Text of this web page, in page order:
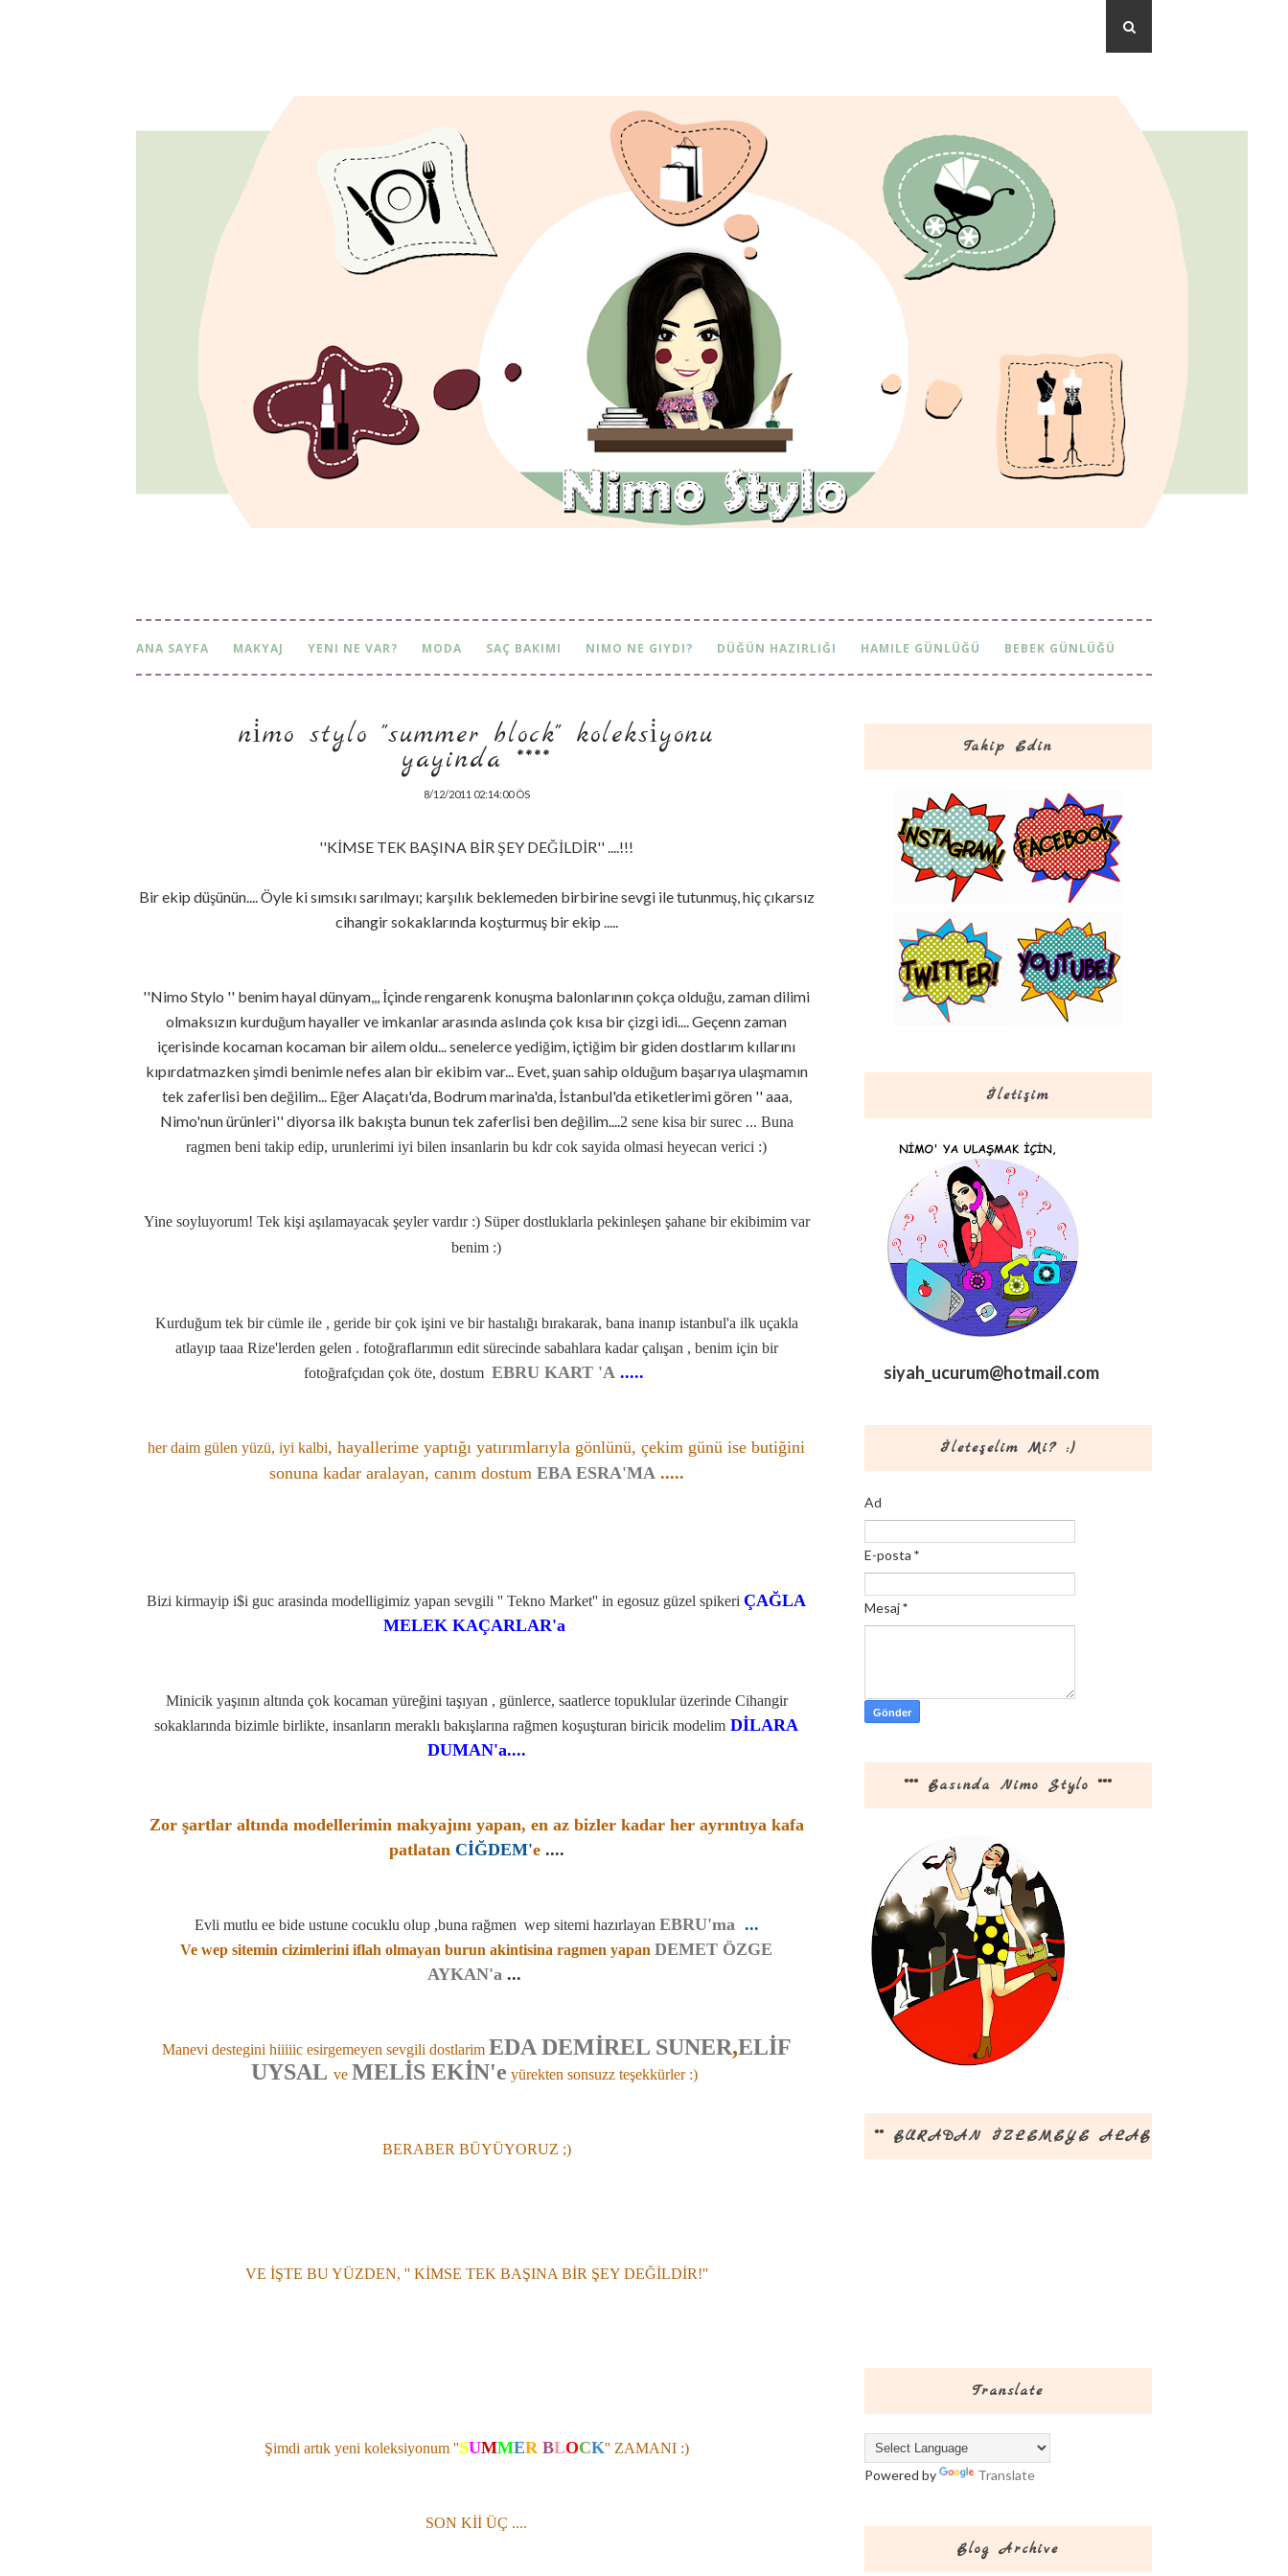
ANA SAYFA MAKYAJ YENI NE VAR? MODA SAÇ BAKIMI NIMO NE GIYDI? DÜĞÜN HAZIRLIĞI HAMILE GÜNLÜĞÜ BEBEK GÜNLÜĞÜ
ni̇mo stylo ''summer block'' koleksi̇yonu ya
yinda ****
8/12/2011 02:14:00 ÖS
''KİMSE TEK BAŞINA BİR ŞEY DEĞİLDİR'' ....!!!
Bir ekip düşünün.... Öyle ki sımsıkı sarılmayı; karşılık beklemeden birbirine sevgi ile tutunmuş, hiç çıkarsız
cihangir sokaklarında koşturmuş bir ekip .....
''Nimo Stylo '' benim hayal dünyam,,, İçinde rengarenk konuşma balonlarının çokça olduğu, zaman dilimi
olmaksızın kurduğum hayaller ve imkanlar arasında aslında çok kısa bir çizgi idi.... Geçenn zaman
içerisinde kocaman kocaman bir ailem oldu... senelerce yediğim, içtiğim bir giden dostlarım kıllarını
kıpırdatmazken şimdi benimle nefes alan bir ekibim var... Evet, şuan sahip olduğum başarıya ulaşmamın
tek zaferlisi ben değilim... Eğer Alaçatı'da, Bodrum marina'da, İstanbul'da etiketlerimi gören '' aaa,
Nimo'nun ürünleri'' diyorsa ilk bakışta bunun tek zaferlisi ben değilim....‎2 sene kisa bir surec ... Buna
ragmen beni takip edip, urunlerimi iyi bilen insanlarin bu kdr cok sayida olmasi heyecan verici :)
Yine soyluyorum! Tek kişi aşılamayacakşeyler vardır :) Süper dostluklarla pekinleşen şahane bir ekibimim var
benim :)
Kurduğum tek bir cümle ile , geride bir çok işini ve bir hastalığı bırakarak, bana inanıp istanbul'a ilk uçakla
atlayıp taaa Rize'lerden gelen . fotoğraflarımın edit sürecinde sabahlara kadar çalışan , benim için bir
fotoğrafçıdan çok öte, dostum EBRU KART 'A .....
her daim gülen yüzü, iyi kalbi, hayallerime yaptığı yatırımlarıyla gönlünü, çekim günü ise butiğini
sonuna kadar aralayan, canım dostum EBA ESRA'MA.....
Bizi kirmayip i$i guc arasinda modelligimiz yapan sevgili '' Tekno Market'' in egosuz güzel spikeri ÇAĞLA
MELEK KAÇARLAR'a
Minicik yaşının altında çok kocaman yüreğini taşıyan , günlerce, saatlerce topuklular üzerinde Cihangir
sokaklarında bizimle birlikte, insanların meraklı bakışlarına rağmen koşuşturan biricik modelim DİLARA
DUMAN'a....
Zor şartlar altında modellerimin makyajını yapan, en az bizler kadar her ayrıntıya kafa
patlatan CİĞDEM'e....
Evli mutlu ee bide ustune cocuklu olup ,buna rağmen wep sitemi hazırlayan EBRU'ma...
Ve wep sitemin cizimlerini iflah olmayan burun akintisina ragmen yapan DEMET ÖZGE
AYKAN'a ...
Manevi destegini hiiiiic esirgemeyen sevgili dostlarim EDA DEMİREL SUNER,ELİF
UYSAL ve MELİS EKİN'e yürekten sonsuzz teşekkürler :)
BERABER BÜYÜYORUZ ;)
VE İŞTE BU YÜZDEN, '' KİMSE TEK BAŞINA BİR ŞEY DEĞİLDİR!''
Şimdi artık yeni koleksiyonum ''SUMMER BLOCK'' ZAMANI :)
SON Kİİ ÜÇ ....
Takip Edin
İletişim
siyah_ucurum@hotmail.com
İleteşelim Mi? :)
Ad
E-posta *
Mesaj*
*** Basında Nimo Stylo ***
** BURADAN İZLEMEYE ALABİLİRSİNİZ **
Translate
Powered by Translate
Blog Archive